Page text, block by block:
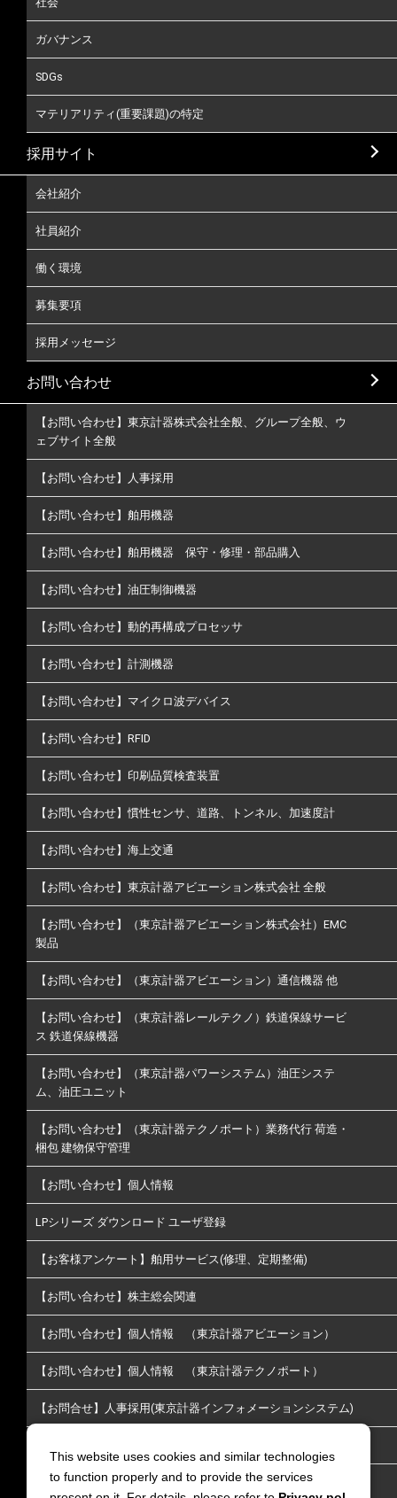
ガバナンス
SDGs
マテリアリティ(重要課題)の特定
採用サイト
会社紹介
社員紹介
働く環境
募集要項
採用メッセージ
お問い合わせ
【お問い合わせ】東京計器株式会社全般、グループ全般、ウ
ェブサイト全般
【お問い合わせ】人事採用
【お問い合わせ】舶用機器
【お問い合わせ】舶用機器 保守・修理・部品購入
【お問い合わせ】油圧制御機器
【お問い合わせ】動的再構成プロセッサ
【お問い合わせ】計測機器
【お問い合わせ】マイクロ波デバイス
【お問い合わせ】RFID
【お問い合わせ】印刷品質検査装置
【お問い合わせ】慣性センサ、道路、トンネル、加速度計
【お問い合わせ】海上交通
【お問い合わせ】東京計器アビエーション株式会社 全般
【お問い合わせ】（東京計器アビエーション株式会社）EMC
製品
【お問い合わせ】（東京計器アビエーション）通信機器 他
【お問い合わせ】（東京計器レールテクノ）鉄道保線サービ
ス 鉄道保線機器
【お問い合わせ】（東京計器パワーシステム）油圧システ
ム、油圧ユニット
【お問い合わせ】（東京計器テクノポート）業務代行 荷造・
梱包 建物保守管理
【お問い合わせ】個人情報
LPシリーズ ダウンロード ユーザ登録
【お客様アンケート】舶用サービス(修理、定期整備)
【お問い合わせ】株主総会関連
【お問い合わせ】個人情報 （東京計器アビエーション）
【お問い合わせ】個人情報 （東京計器テクノポート）
【お問合せ】人事採用(東京計器インフォメーションシステム)
【お問い合わせ】放送通信
This website uses cookies and similar technologies
to function properly and to provide the services